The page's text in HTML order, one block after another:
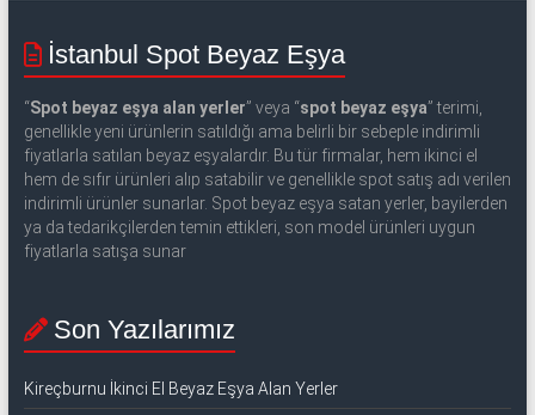
İstanbul Spot Beyaz Eşya
“Spot beyaz eşya alan yerler” veya “spot beyaz eşya” terimi,
genellikle yeni ürünlerin satıldığı ama belirli bir sebeple indirimli
fiyatlarla satılan beyaz eşyalardır. Bu tür firmalar, hem ikinci el
hem de sıfır ürünleri alıp satabilir ve genellikle spot satış adı verilen
indirimli ürünler sunarlar. Spot beyaz eşya satan yerler, bayilerden
ya da tedarikçilerden temin ettikleri, son model ürünleri uygun
fiyatlarla satışa sunar
Son Yazılarımız
Kireçburnu İkinci El Beyaz Eşya Alan Yerler